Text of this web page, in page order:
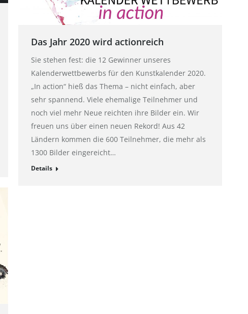
Das Jahr 2020 wird actionreich
Sie stehen fest: die 12 Gewinner unseres
Kalenderwettbewerbs für den Kunstkalender 2020.
„In action“ hieß das Thema – nicht einfach, aber
sehr spannend. Viele ehemalige Teilnehmer und
noch viel mehr Neue reichten ihre Bilder ein. Wir
freuen uns über einen neuen Rekord! Aus 42
Ländern kommen die 600 Teilnehmer, die mehr als
1300 Bilder eingereicht…
Details